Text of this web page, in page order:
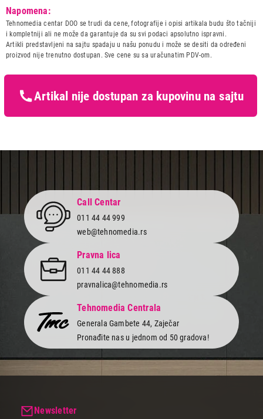
Naziv i vrsta robe:
SPORET I PEC NA DRVA I
PELET
Uvoznik:
ALFA-PLAM
Zemlja porekla:
Srbija
Prava potrošača:
Zagarantovana sva prava
zaštiti potrošača
Napomena:
Tehnomedia centar DOO se trudi da cene, fotografije i opisi artikala budu što tačniji
i kompletniji ali ne može da garantuje da su svi podaci apsolutno ispravni.
Artikli predstavljeni na sajtu spadaju u našu ponudu i može se desiti da određeni
proizvod nije trenutno dostupan. Sve cene su sa uračunatim PDV-om.
Artikal nije dostupan za kupovinu na sajtu
41.699,00
ŠPORETI I PEĆI NA DRVA I PELET
ALFA 55 TERMO B-D
Nastavi kupovinu
Završi kupovinu
Call Centar
011 44 44 999
web@tehnomedia.rs
Pravna lica
011 44 44 888
pravnalica@tehnomedia.rs
Tehnomedia Centrala
Generala Gambete 44, Zaječar
Pronađite nas u jednom od 50 gradova!
Newsletter